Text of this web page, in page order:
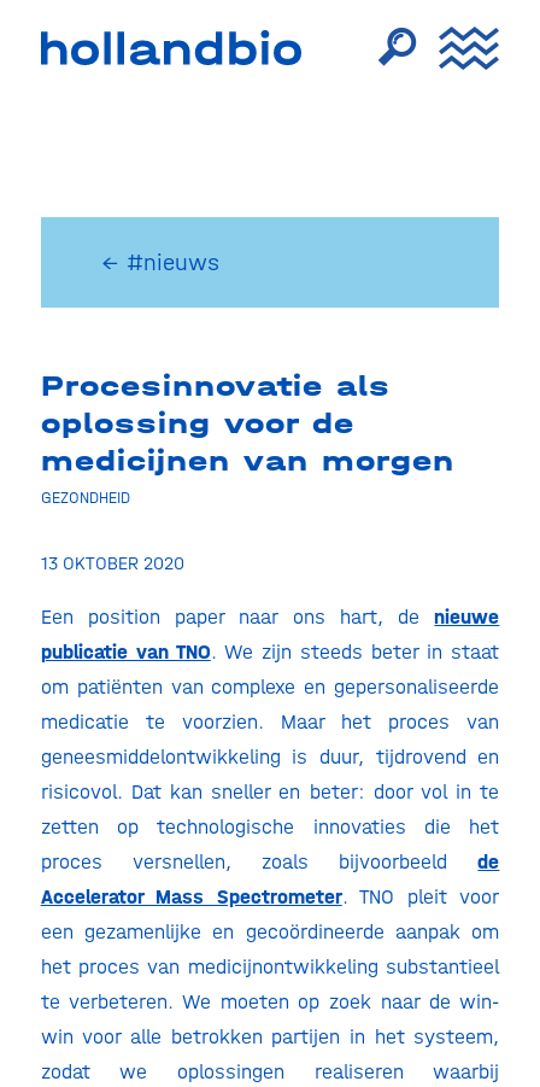
← #nieuws
Procesinnovatie als
oplossing voor de
medicijnen van morgen
GEZONDHEID
13 OKTOBER 2020
Een position paper naar ons hart, denieuwe
publicatie van TNO. We zijn steeds beter in staat
om patiënten van complexe en gepersonaliseerde
medicatie te voorzien. Maar het proces van
geneesmiddelontwikkeling is duur, tijdrovend en
risicovol. Dat kan sneller en beter: door vol in te
zetten op technologische innovaties die het
proces versnellen, zoals bijvoorbeeldde
Accelerator Mass Spectrometer. TNO pleit voor
een gezamenlijke en gecoördineerde aanpak om
het proces van medicijnontwikkeling substantieel
te verbeteren. We moeten op zoek naar de win-
win voor alle betrokken partijen in het systeem,
zodat we oplossingen realiseren waarbij